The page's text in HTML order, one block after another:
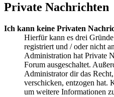
Private Nachrichten
Ich kann keine Privaten
Hierfür kann es drei
registriert und / oder nicht
Administration hat Private
Forum ausgeschaltet.
Administrator dir das
verschicken, entzogen hat.
um weitere Informationen